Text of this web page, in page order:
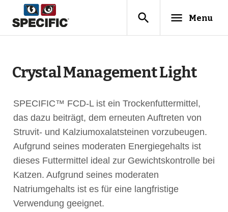
search menu Menu
Crystal Management Light
SPECIFIC™ FCD-L ist ein Trockenfuttermittel,
das dazu beiträgt, dem erneuten Auftreten von
Struvit- und Kalziumoxalatsteinen vorzubeugen.
Aufgrund seines moderaten Energiegehalts ist
dieses Futtermittel ideal zur Gewichtskontrolle bei
Katzen. Aufgrund seines moderaten
Natriumgehalts ist es für eine langfristige
Verwendung geeignet.